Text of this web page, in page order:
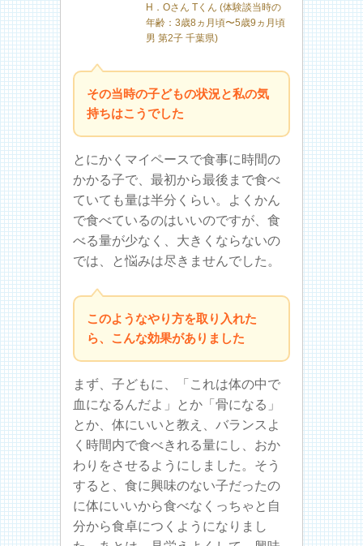
H．Oさん Tくん (体験談当時の
年齢：3歳8ヵ月頃〜5歳9ヵ月頃
男 第2子 千葉県)
その当時の子どもの状況と私の気
持ちはこうでした
とにかくマイペースで食事に時間の
かかる子で、最初から最後まで食べ
ていても量は半分くらい。よくかん
で食べているのはいいのですが、食
べる量が少なく、大きくならないの
では、と悩みは尽きませんでした。
このようなやり方を取り入れた
ら、こんな効果がありました
まず、子どもに、「これは体の中で
血になるんだよ」とか「骨になる」
とか、体にいいと教え、バランスよ
く時間内で食べきれる量にし、おか
わりをさせるようにしました。そう
すると、食に興味のない子だったの
に体にいいから食べなくっちゃと自
分から食卓につくようになりまし